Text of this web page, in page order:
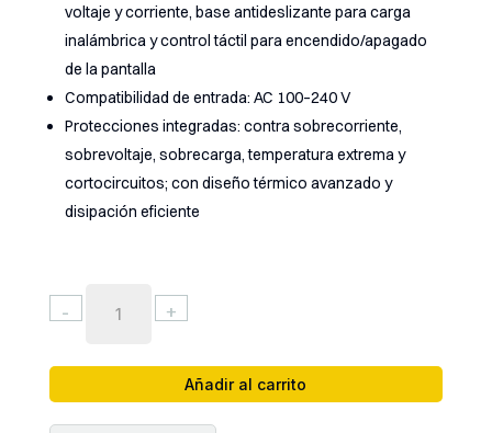
voltaje y corriente, base antideslizante para carga
inalámbrica y control táctil para encendido/apagado
de la pantalla
Compatibilidad de entrada: AC 100–240 V
Protecciones integradas: contra sobrecorriente,
sobrevoltaje, sobrecarga, temperatura extrema y
cortocircuitos; con diseño térmico avanzado y
disipación eficiente
-
CARGADOR
PUERTOS
WIRELESS
+
Añadir al carrito